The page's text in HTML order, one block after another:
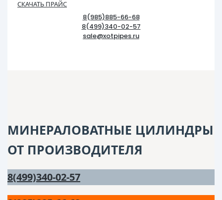
СКАЧАТЬ ПРАЙС
8(985)885-66-68
8(499)340-02-57
sale@xotpipes.ru
МИНЕРАЛОВАТНЫЕ ЦИЛИНДРЫ
ОТ ПРОИЗВОДИТЕЛЯ
8(499)340-02-57